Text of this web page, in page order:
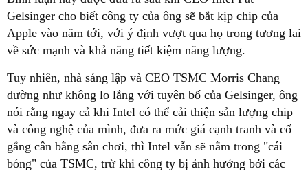
Gelsinger cho biết công ty của ông sẽ bắt kịp chip của
Apple vào năm tới, với ý định vượt qua họ trong tương lai
về sức mạnh và khả năng tiết kiệm năng lượng.
dường như không lo lắng với tuyên bố của Gelsinger, ông
nói rằng ngay cả khi Intel có thể cải thiện sản lượng chip
và công nghệ của mình, đưa ra mức giá cạnh tranh và cố
gắng cân bằng sân chơi, thì Intel vẫn sẽ nằm trong "cái
bóng" của TSMC, trừ khi công ty bị ảnh hưởng bởi các